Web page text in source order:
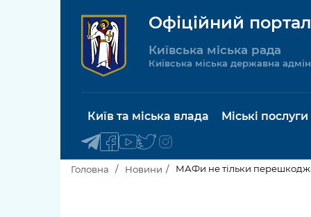
Офіційний
Київська міська рада
Київська міська державна
Київ та міська влада Міські послуги
Головна Новини МАФи не тільки